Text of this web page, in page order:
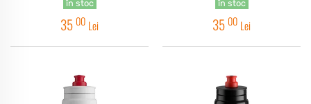
în stoc
35 00 Lei
în stoc
35 00 Lei